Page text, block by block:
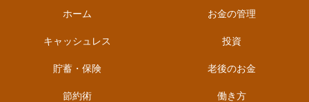
ホーム お金の管理
キャッシュレス 投資
貯蓄・保険 老後のお金
節約術 働き方